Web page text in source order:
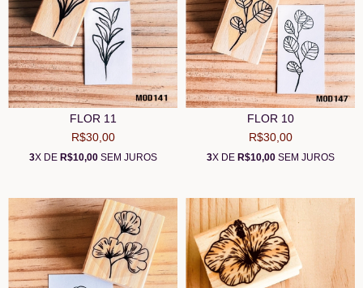
FLOR 11
R$30,00
3X DE R$10,00SEM JUROS
FLOR 10
R$30,00
3X DE R$10,00SEM JUROS